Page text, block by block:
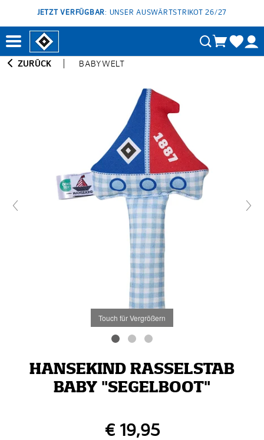
JETZT VERFÜGBAR: UNSER AUSWÄRTSTRIKOT 26/27
ZURÜCK BABYWELT
Touch für Vergrößern
HANSEKIND RASSELSTAB
BABY "SEGELBOOT"
€ 19,95